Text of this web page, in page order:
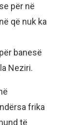
për në
që nuk ka
banesë
Neziri.
frika
të